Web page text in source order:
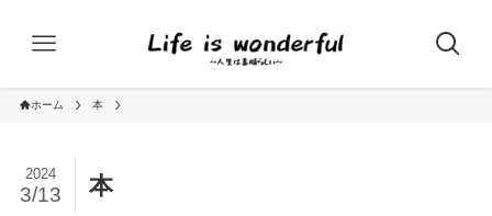
ホーム 本
本
2024
3/13